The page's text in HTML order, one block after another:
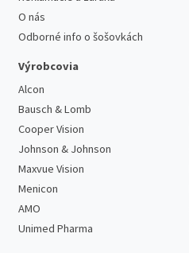
O nás
Odborné info o šošovkách
Výrobcovia
Alcon
Bausch & Lomb
Cooper Vision
Johnson & Johnson
Maxvue Vision
Menicon
AMO
Unimed Pharma